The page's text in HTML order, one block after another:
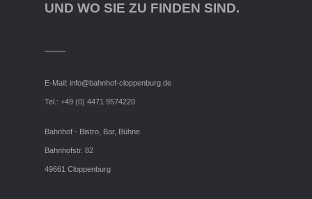
UND WO SIE ZU FINDEN SIND.
E-Mail: info@bahnhof-cloppenburg.de
Tel.: +49 (0) 4471 9574220
Bahnhof - Bistro, Bar, Bühne
Bahnhofstr. 82
49661 Cloppenburg